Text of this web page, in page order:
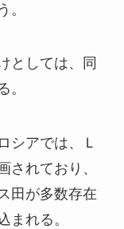
。
としては、同
。
シアでは、Ｌ
されており、
田が多数存在
まれる。